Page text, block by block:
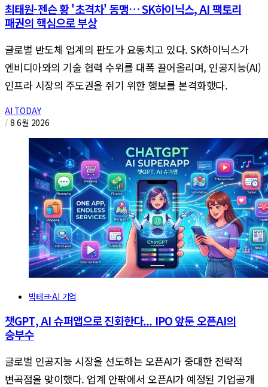
최태원-젠슨 황 '초격차' 동맹… SK하이닉스, AI 팩토리
패권의 핵심으로 부상
글로벌 반도체 업계의 판도가 요동치고 있다. SK하이닉스가
엔비디아와의 기술 협력 수위를 대폭 끌어올리며, 인공지능(AI)
인프라 시장의 주도권을 쥐기 위한 행보를 본격화했다.
AI TODAY
/ 8 6월 2026
빅테크·AI 기업
챗GPT, AI 슈퍼앱으로 진화한다... IPO 앞둔 오픈AI의
승부수
글로벌 인공지능 시장을 선도하는 오픈AI가 중대한 전략적
변곡점을 맞이했다. 업계 안팎에서 오픈AI가 예정된 기업공개